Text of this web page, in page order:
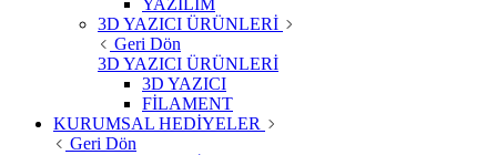
3D YAZICI ÜRÜNLERİ
Geri Dön
3D YAZICI ÜRÜNLERİ
3D YAZICI
FİLAMENT
KURUMSAL HEDİYELER
Geri Dön